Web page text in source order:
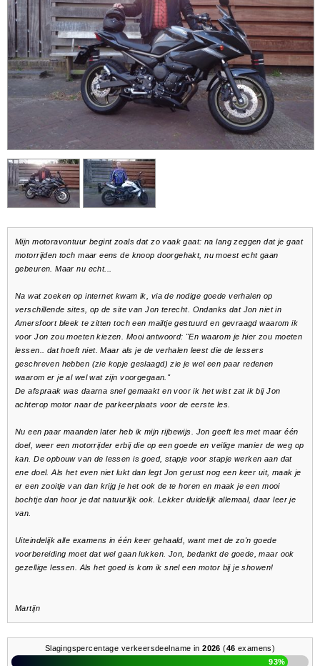
Mijn motoravontuur begint zoals dat zo vaak gaat: na lang zeggen dat je gaat
motorrijden toch maar eens de knoop doorgehakt, nu moest echt gaan
gebeuren. Maar nu echt...
Na wat zoeken op internet kwam ik, via de nodige goede verhalen op
verschillende sites, op de site van Jon terecht. Ondanks dat Jon niet in
Amersfoort bleek te zitten toch een mailtje gestuurd en gevraagd waarom ik
voor Jon zou moeten kiezen. Mooi antwoord: "En waarom je hier zou moeten
lessen.. dat hoeft niet. Maar als je de verhalen leest die de lessers
geschreven hebben (zie kopje geslaagd) zie je wel een paar redenen
waarom er je al wel wat zijn voorgegaan."
De afspraak was daarna snel gemaakt en voor ik het wist zat ik bij Jon
achterop motor naar de parkeerplaats voor de eerste les.
Nu een paar maanden later heb ik mijn rijbewijs. Jon geeft les met maar één
doel, weer een motorrijder erbij die op een goede en veilige manier de weg op
kan. De opbouw van de lessen is goed, stapje voor stapje werken aan dat
ene doel. Als het even niet lukt dan legt Jon gerust nog een keer uit, maak je
er een zooitje van dan krijg je het ook de te horen en maak je een mooi
bochtje dan hoor je dat natuurlijk ook. Lekker duidelijk allemaal, daar leer je
van.
Uiteindelijk alle examens in één keer gehaald, want met de zo'n goede
voorbereiding moet dat wel gaan lukken. Jon, bedankt de goede, maar ook
gezellige lessen. Als het goed is kom ik snel een motor bij je showen!
Martijn
Slagingspercentage verkeersdeelname in2026 (46 examens)
93%